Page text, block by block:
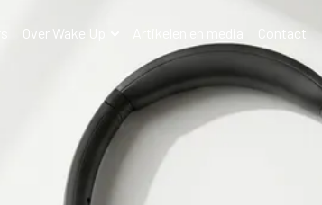
Over Wake Up Contact